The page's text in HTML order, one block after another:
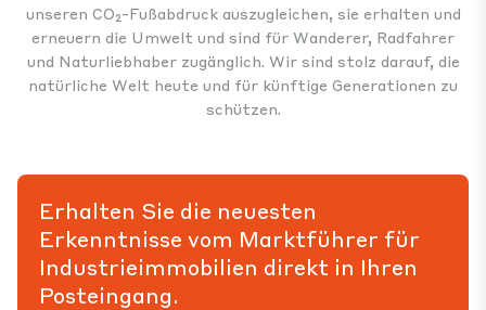
unseren CO₂-Fußabdruck auszugleichen, sie erhalten und
erneuern die Umwelt und sind für Wanderer, Radfahrer
und Naturliebhaber zugänglich. Wir sind stolz darauf, die
natürliche Welt heute und für künftige Generationen zu
schützen.
Erhalten Sie die neuesten
Erkenntnisse vom Marktführer für
Industrieimmobilien direkt in Ihren
Posteingang.